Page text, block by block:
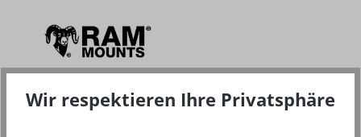
Wir respektieren Ihre Privatsphäre